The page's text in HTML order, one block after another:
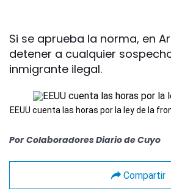
Si se aprueba la norma, en
detener a cualquier
inmigrante ilegal.
EEUU cuenta las horas por la ley de la
Por Colaboradores Diario de Cuyo
Compartir